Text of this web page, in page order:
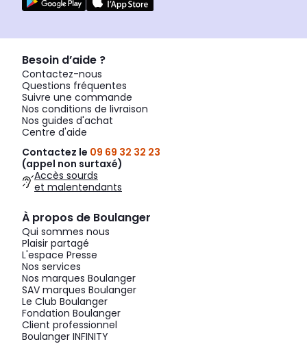
Besoin d’aide ?
Contactez-nous
Questions fréquentes
Suivre une commande
Nos conditions de livraison
Nos guides d'achat
Centre d'aide
Contactez le 09 69 32 32 23
(appel non surtaxé)
Accès sourds
et malentendants
À propos de Boulanger
Qui sommes nous
Plaisir partagé
L'espace Presse
Nos services
Nos marques Boulanger
SAV marques Boulanger
Le Club Boulanger
Fondation Boulanger
Client professionnel
Boulanger INFINITY